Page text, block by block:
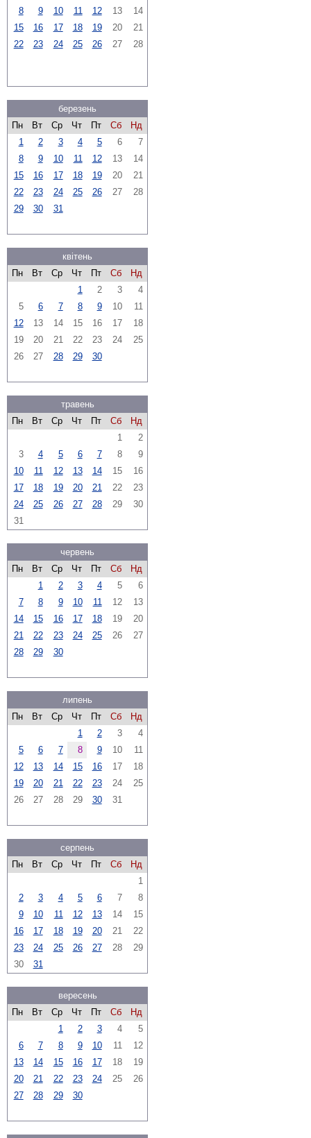
8
9 10 11 12 13
14
15
16 17 18 19 20
21
22
23 24 25 26 27 28
березень
Пн
Вт Ср Чт Пт Сб
Нд
1
2 3 4 5 6
7
8
9 10 11 12 13
14
15
16 17 18 19 20
21
22
23 24 25 26 27
28
29
30 31
квітень
Пн
Вт Ср Чт Пт Сб
Нд
1
2 3
4
5
6 7 8 9 10
11
12
13 14 15 16 17
18
19
20 21 22 23 24
25
26
27 28 29 30
травень
Пн
Вт Ср Чт Пт Сб
Нд
1
2
3
4 5 6 7 8
9
10
11 12 13 14 15
16
17
18 19 20 21 22
23
24
25 26 27 28 29
30
31
червень
Пн
Вт Ср Чт Пт Сб
Нд
1
2 3 4 5
6
7
8 9 10 11 12
13
14
15 16 17 18 19
20
21
22 23 24 25 26
27
28
29 30
липень
Пн
Вт Ср Чт Пт Сб
Нд
1
2 3
4
5
6 7 8 9 10
11
12
13 14 15 16 17
18
19
20 21 22 23 24
25
26
27 28 29 30 31
серпень
Пн
Вт Ср Чт Пт Сб
Нд
1
2
3 4 5 6 7
8
9
10 11 12 13 14
15
16
17 18 19 20 21
22
23
24 25 26 27 28
29
30
31
вересень
Пн
Вт Ср Чт Пт Сб
Нд
1
2 3 4
5
6
7 8 9 10 11
12
13
14 15 16 17 18
19
20
21 22 23 24 25
26
27
28 29 30